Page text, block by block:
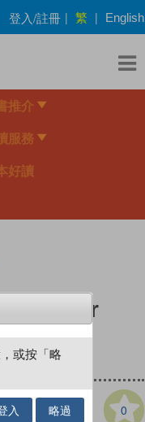
登入/註冊 | 繁 | English
推介
服務
好讀
Upper
For
0
或按「略
入 略過